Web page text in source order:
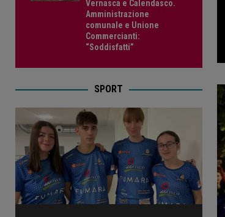
Vernasca e Calendasco.
Amministrazione
comunale e Unione
Commercianti:
“Soddisfatti”
SPORT